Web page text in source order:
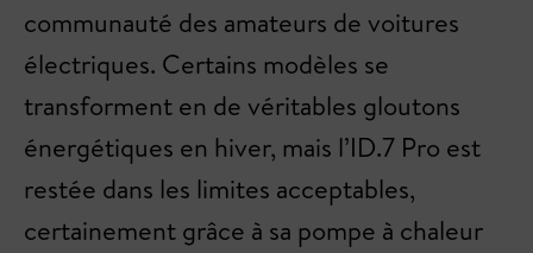
communauté des amateurs de voitures
électriques. Certains modèles se
transforment en de véritables gloutons
énergétiques en hiver, mais l’ID.7 Pro est
restée dans les limites acceptables,
certainement grâce à sa pompe à chaleur